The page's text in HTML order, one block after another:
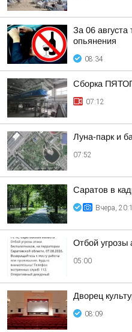
За 06
опьянения
08:34
Сборка
07:12
Луна-парк и
07:52
Саратов в
Вчера,
Отбой угрозы
05:00
Дворец
08:09